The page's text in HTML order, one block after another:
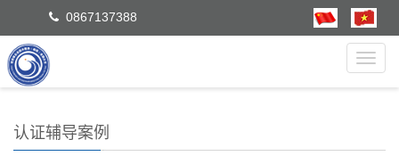
0867137388
认证辅导案例